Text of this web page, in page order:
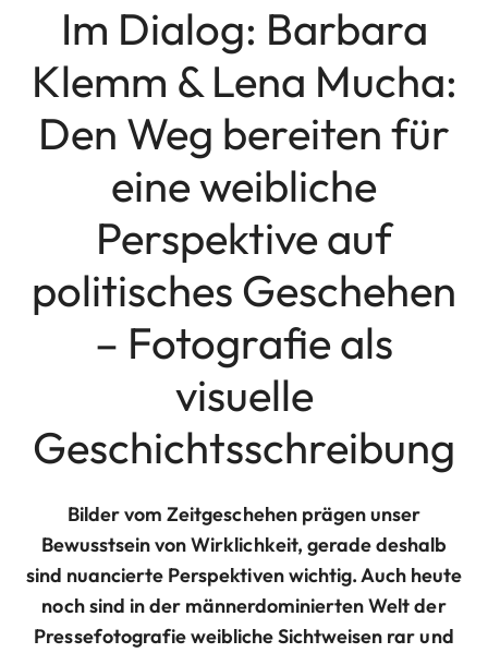
Im Dialog: Barbara
Klemm & Lena Mucha:
Den Weg bereiten für
eine weibliche
Perspektive auf
politisches Geschehen
– Fotografie als
visuelle
Geschichtsschreibung
Bilder vom Zeitgeschehen prägen unser
Bewusstsein von Wirklichkeit, gerade deshalb
sind nuancierte Perspektiven wichtig. Auch heute
noch sind in der männerdominierten Welt der
Pressefotografie weibliche Sichtweisen rar und